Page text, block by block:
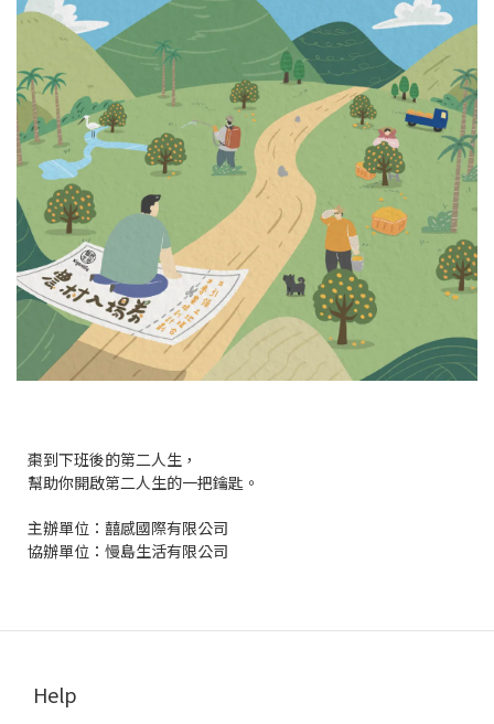
棗到下班後的第二人生，
幫助你開啟第二人生的一把鑰匙。
主辦單位：囍感國際有限公司
協辦單位：慢島生活有限公司
Help